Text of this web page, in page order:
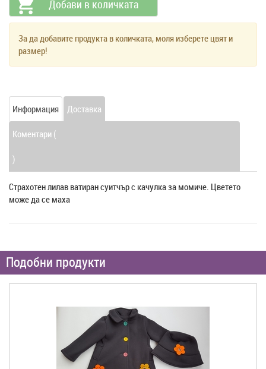
За да добавите продукта в количката, моля изберете цвят и
размер!
Информация Доставка
Коментари (
)
Страхотен лилав ватиран суитчър с качулка за момиче. Цветето
може да се маха
Подобни продукти